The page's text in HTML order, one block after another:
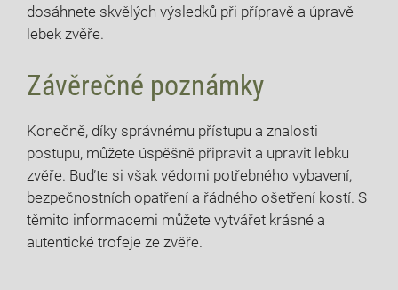
dosáhnete skvělých výsledků při přípravě a úpravě
lebek zvěře.
Závěrečné poznámky
Konečně, díky správnému přístupu a znalosti
postupu, můžete úspěšně připravit a upravit lebku
zvěře. Buďte si však vědomi potřebného vybavení,
bezpečnostních opatření a řádného ošetření kostí. S
těmito informacemi můžete vytvářet krásné a
autentické trofeje ze zvěře.